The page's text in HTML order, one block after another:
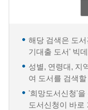
해당 검색은 도
기대출 도서' 빅
성별, 연령대, 지
여 도서를 검색
'희망도서신청'을
도서신청이 바로